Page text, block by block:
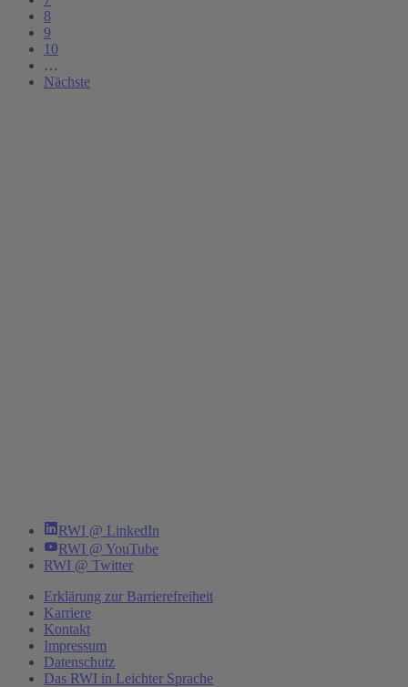
8
9
10
…
Nächste
RWI @ LinkedIn
RWI @ YouTube
RWI @ Twitter
Erklärung zur Barrierefreiheit
Karriere
Kontakt
Impressum
Datenschutz
Das RWI in Leichter Sprache